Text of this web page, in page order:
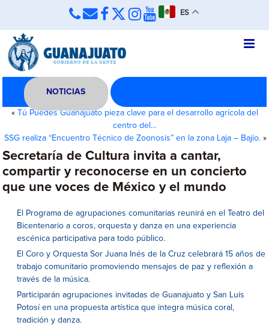
ES
NOTICIAS
«
Tú Puedes Guanajuato pieza clave para el desarrollo agrícola del
centro del…
SSG realiza “Encuentro Técnico de Zoonosis” en la zona Laja – Bajío.»
Secretaría de Cultura invita a cantar,
compartir y reconocerse en un concierto
que une voces de México y el mundo
El Programa de agrupaciones comunitarias reunirá en el Teatro del
Bicentenario a coros, orquesta y danza en una experiencia
escénica participativa para todo público.
El Coro y Orquesta Sor Juana Inés de la Cruz celebrará 15 años de
trabajo comunitario promoviendo mensajes de paz y reflexión a
través de la música.
Participarán agrupaciones invitadas de Guanajuato y San Luis
Potosí en una propuesta artística que integra música coral,
tradición y danza.